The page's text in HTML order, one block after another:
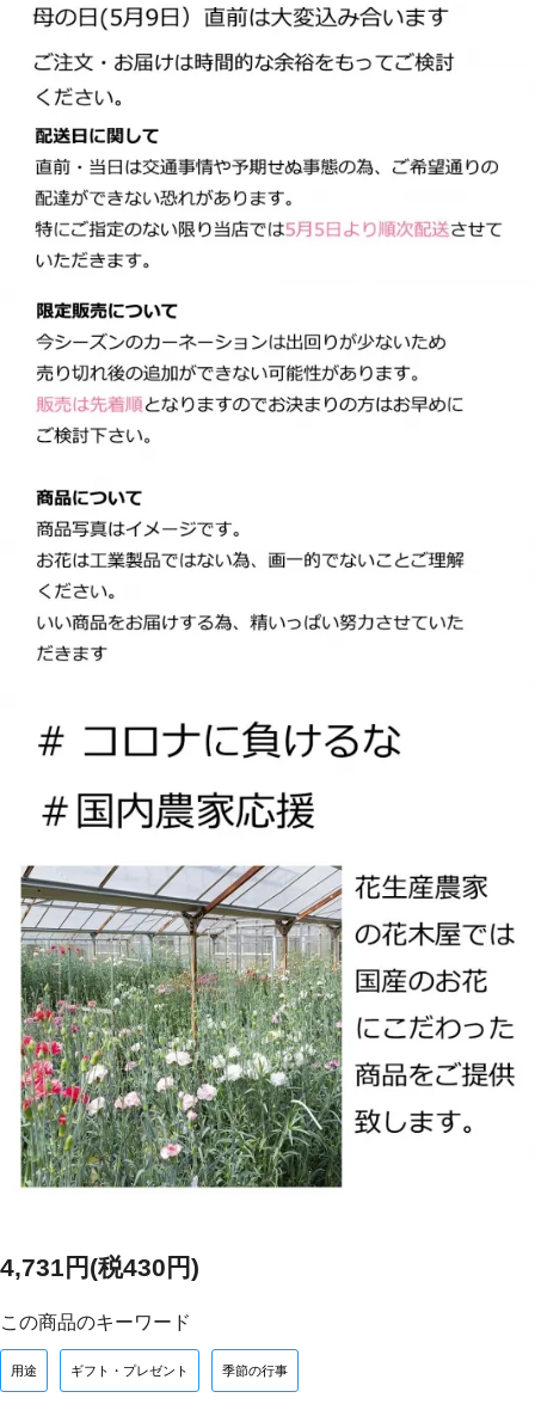
4,731円(税430円)
この商品のキーワード
用途 ギフト・プレゼント 季節の行事